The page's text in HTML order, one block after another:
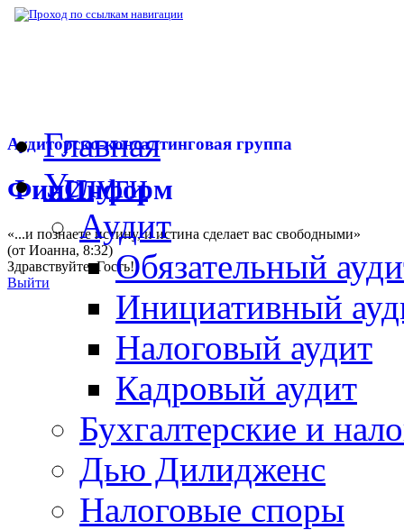
Аудиторско-консалтинговая группа
ФинИнформ
«...и познаете истину, и истина сделает вас свободными»
(от Иоанна, 8:32)
Здравствуйте,Гость!
Выйти
Главная
Услуги
Аудит
Обязательный
Инициативный
Налоговый аудит
Кадровый аудит
Бухгалтерские и
Дью Дилидженс
Налоговые споры